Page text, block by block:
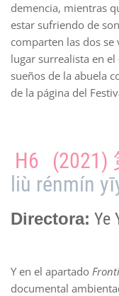
demencia, mientras
estar sufriendo de
comparten las dos
lugar surrealista en
sueños de la abuela
de la página del
H6 (2021)
liù rénmín
Directora: Ye
Y en el apartado
documental